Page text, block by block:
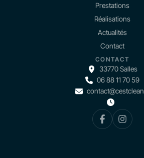
Prestations
Réalisations
Actualités
Contact
CONTACT
33770 Salles
06 88 11 70 59